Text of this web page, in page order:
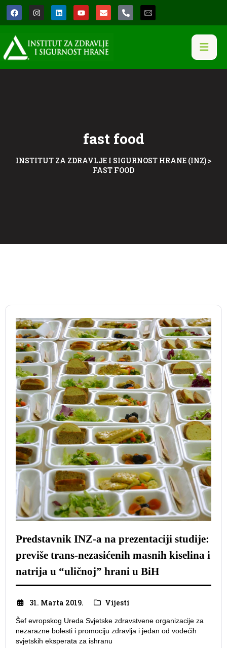
fast food
INSTITUT ZA ZDRAVLJE I SIGURNOST HRANE (INZ)>
FAST FOOD
Predstavnik INZ-a na prezentaciji studije:
previše trans-nezasićenih masnih kiselina i
natrija u “uličnoj” hrani u BiH
31. Marta 2019. Vijesti
Šef evropskog Ureda Svjetske zdravstvene organizacije za
nezarazne bolesti i promociju zdravlja i jedan od vodećih
svjetskih eksperata za ishranu